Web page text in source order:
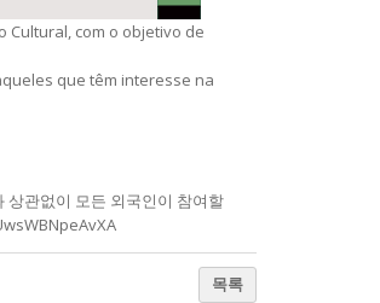
Cultural, com o objetivo de
que têm interesse na
상관없이 모든 외국인이 참여할
목록